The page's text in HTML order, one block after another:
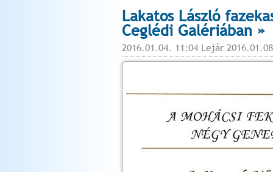
Lakatos László
Ceglédi Galériában »
2016.01.04. 11:04 Lejár